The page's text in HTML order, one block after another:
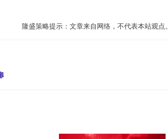
隆盛策略提示：文章来自网络，不代表本站观点。